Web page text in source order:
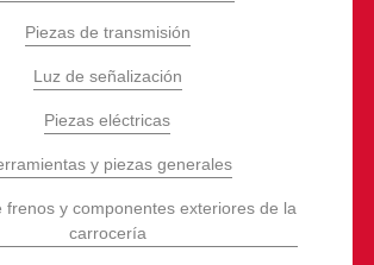
Piezas de transmisión
Luz de señalización
Piezas eléctricas
y piezas generales
frenos y componentes exteriores de la
carrocería